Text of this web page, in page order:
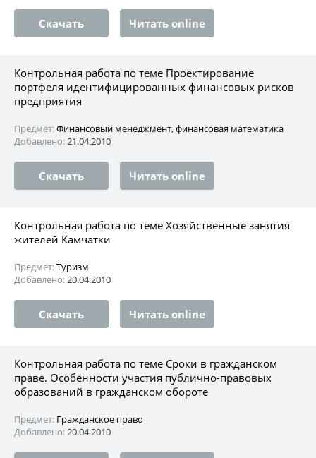
Скачать Читать online
Контрольная работа по теме Проектирование
портфеля идентифицированных финансовых рисков
предприятия
Предмет:Финансовый менеджмент, финансовая математика
Добавлено:21.04.2010
Скачать Читать online
Контрольная работа по теме Хозяйственные занятия
жителей Камчатки
Предмет:Туризм
Добавлено:20.04.2010
Скачать Читать online
Контрольная работа по теме Сроки в гражданском
праве. Особенности участия публично-правовых
образований в гражданском обороте
Предмет: Гражданское право
Добавлено:20.04.2010